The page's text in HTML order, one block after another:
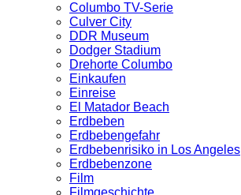
Columbo TV-Serie
Culver City
DDR Museum
Dodger Stadium
Drehorte Columbo
Einkaufen
Einreise
El Matador Beach
Erdbeben
Erdbebengefahr
Erdbebenrisiko in Los Angeles
Erdbebenzone
Film
Filmgeschichte